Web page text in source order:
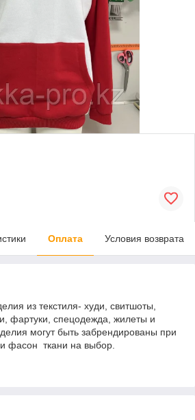
Оплата Условия возврата
из текстиля- худи, свитшоты,
фартуки, спецодежда, жилеты и
могут быть забрендированы при
фасон ткани на выбор.